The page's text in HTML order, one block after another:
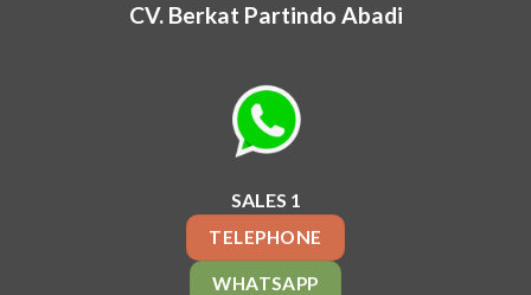
CV. Berkat Partindo Abadi
SALES 1
TELEPHONE
WHATSAPP